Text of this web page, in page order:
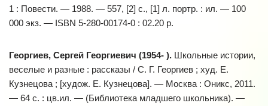
1 : Повести. — 1988. — 557, [2] с., [1] л. портр. : ил. — 100
000 экз. — ISBN 5-280-00174-0 : 02.20 р.
Георгиев, Сергей Георгиевич (1954- ). Школьные истории,
веселые и разные : рассказы / С. Г. Георгиев ; худ. Е.
Кузнецова ; [худож. Е. Кузнецова]. — Москва : Оникс, 2011.
— 64 с. : цв.ил. — (Библиотека младшего школьника). —